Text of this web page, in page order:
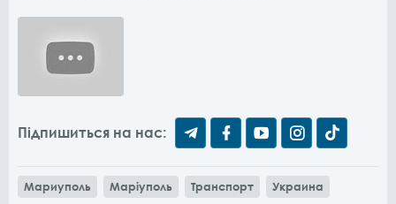
Підпишиться на нас:
Мариуполь Маріуполь Транспорт Украина